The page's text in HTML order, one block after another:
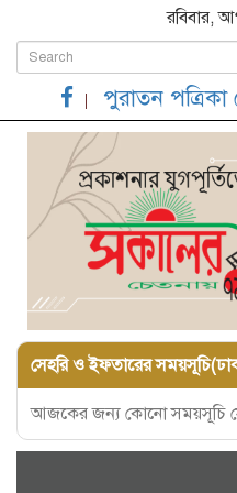
রবিবার,
পুরাতন
সেহরি ও ইফতারের
আজকের জন্য কোনো সময়সূচি